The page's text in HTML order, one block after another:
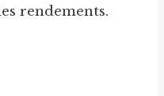
rendements.